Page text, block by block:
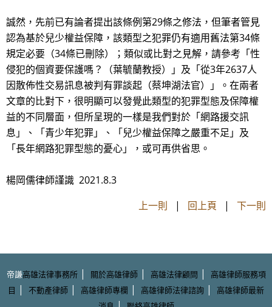
誠然，先前已有論者提出該條例第29條之修法，但筆者管見
認為基於兒少權益保障，該類型之犯罪仍有適用舊法第34條
規定必要（34條已刪除）；類似或比對之見解，請參考「性
侵犯的個資要保護嗎？（葉毓蘭教授）」及「從3年2637人
因散佈性交易訊息被判有罪談起（蔡坤湖法官）」。在兩者
文章的比對下，很明顯可以發覺此類型的犯罪型態及保障權
益的不同層面，但所呈現的一樣是我們對於「網路援交訊
息」、「青少年犯罪」、「兒少權益保障之嚴重不足」及
「長年網路犯罪型態的憂心」，或可再供省思。
楊岡儒律師謹識 2021.8.3
上一則 | 回上頁 | 下一則
帝謙高雄法律事務所| 關於高雄律師| 高雄法律顧問 |
高雄律師服務項
目
| 不動產律師 | 高雄律師專欄 | 高雄律師法律諮詢 |
高雄律師最新